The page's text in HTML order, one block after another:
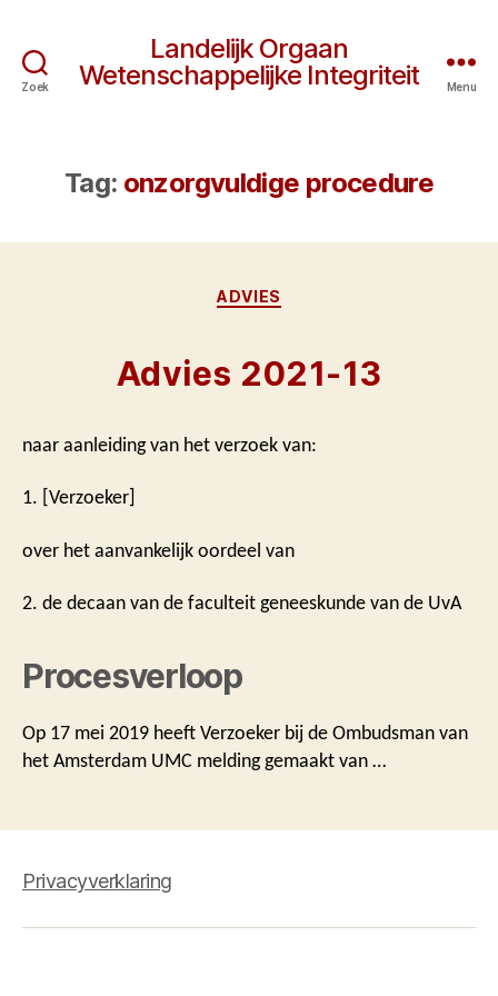
Zoek
Landelijk Orgaan
Wetenschappelijke Integriteit
Menu
Tag: onzorgvuldige procedure
Categorieën
ADVIES
Advies 2021-13
naar aanleiding van het verzoek van:
1. [Verzoeker]
over het aanvankelijk oordeel van
2. de decaan van de faculteit geneeskunde van de UvA
Procesverloop
Op 17 mei 2019 heeft Verzoeker bij de Ombudsman van
het Amsterdam UMC melding gemaakt van …
Privacyverklaring